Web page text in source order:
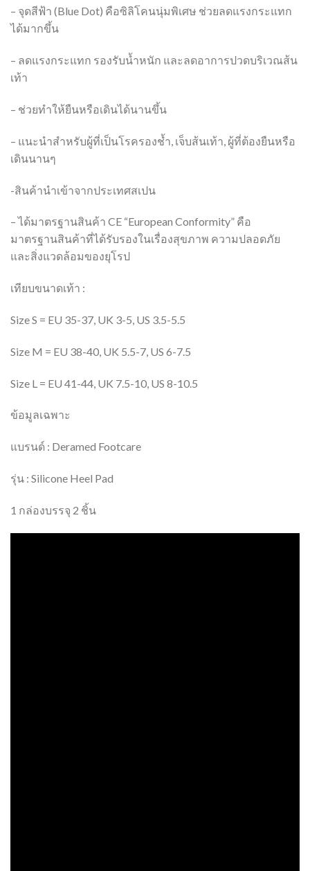
– จุดสีฟ้า (Blue Dot) คือซิลิโคนนุ่มพิเศษ ช่วยลดแรงกระแทก
ได้มากขึ้น
– ลดแรงกระแทก รองรับน้ำหนัก และลดอาการปวดบริเวณส้น
เท้า
– ช่วยทำให้ยืนหรือเดินได้นานขึ้น
– แนะนำสำหรับผู้ที่เป็นโรครองช้ำ, เจ็บส้นเท้า, ผู้ที่ต้องยืนหรือ
เดินนานๆ
-สินค้านำเข้าจากประเทศสเปน
– ได้มาตรฐานสินค้า CE “European Conformity” คือ
มาตรฐานสินค้าที่ได้รับรองในเรื่องสุขภาพ ความปลอดภัย
และสิ่งแวดล้อมของยุโรป
เทียบขนาดเท้า :
Size S = EU 35-37, UK 3-5, US 3.5-5.5
Size M = EU 38-40, UK 5.5-7, US 6-7.5
Size L = EU 41-44, UK 7.5-10, US 8-10.5
ข้อมูลเฉพาะ
แบรนด์ : Deramed Footcare
รุ่น : Silicone Heel Pad
1 กล่องบรรจุ 2 ชิ้น